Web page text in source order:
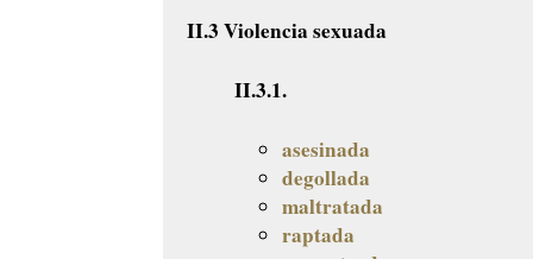
II.3 Violencia sexuada
II.3.1.
asesinada
degollada
maltratada
raptada